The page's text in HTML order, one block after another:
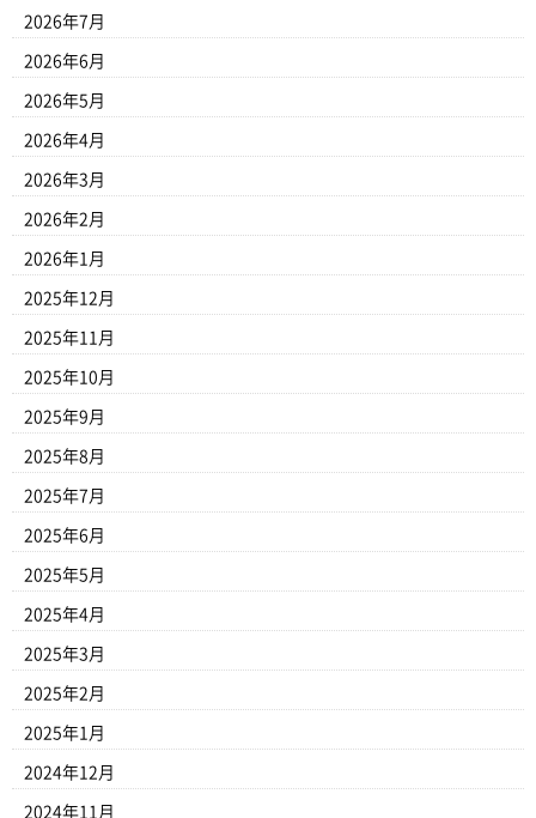
2026年7月
2026年6月
2026年5月
2026年4月
2026年3月
2026年2月
2026年1月
2025年12月
2025年11月
2025年10月
2025年9月
2025年8月
2025年7月
2025年6月
2025年5月
2025年4月
2025年3月
2025年2月
2025年1月
2024年12月
2024年11月